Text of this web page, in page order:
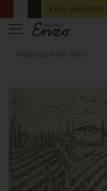
Enzo garantiert